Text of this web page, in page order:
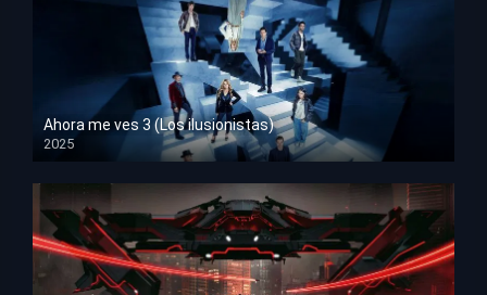
Ahora me ves 3 (Los ilusionistas)
2025
HD 1080p